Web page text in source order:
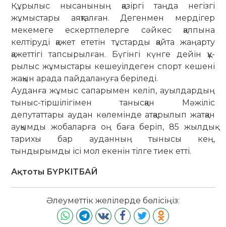
Құрылыс нысанының қазіргі таңда не­­гізгі
жұмыстары аяқталған. Дегенмен мер­ді­гер
мекемеге ескертпелерге сәйкес қал­пы­на
келтіруді қажет ететін тұстарды қайта жа­ңарту
қажеттігі тапсырылған. Бүгінгі күнге де­йін құ­
рылыс жұмыстары кешеуіл­де­ген спорт кешені
жақын арада пайдалануға бе­ріледі.
Ауданға жұмыс сапарымен келіп, ауыл­дардың
тыныс-тіршілігімен танысқан Мә­­­жіліс
депутаттары аудан көлемінде атқа­рылып жатқан
ауқымды жобаларға оң баға беріп, 85 жылдық
тарихы бар ауданның ты­ны­сы кең,
тындырымды ісі мол екенін тілге тиек етті.
Ақтоты БҮРКІТБАЙ
Әлеуметтік желілерде бөлісіңіз: